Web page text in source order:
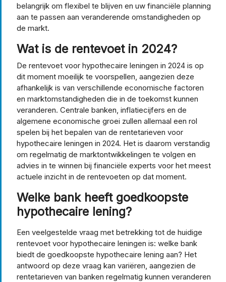
belangrijk om flexibel te blijven en uw financiële planning
aan te passen aan veranderende omstandigheden op
de markt.
Wat is de rentevoet in 2024?
De rentevoet voor hypothecaire leningen in 2024 is op
dit moment moeilijk te voorspellen, aangezien deze
afhankelijk is van verschillende economische factoren
en marktomstandigheden die in de toekomst kunnen
veranderen. Centrale banken, inflatiecijfers en de
algemene economische groei zullen allemaal een rol
spelen bij het bepalen van de rentetarieven voor
hypothecaire leningen in 2024. Het is daarom verstandig
om regelmatig de marktontwikkelingen te volgen en
advies in te winnen bij financiële experts voor het meest
actuele inzicht in de rentevoeten op dat moment.
Welke bank heeft goedkoopste
hypothecaire lening?
Een veelgestelde vraag met betrekking tot de huidige
rentevoet voor hypothecaire leningen is: welke bank
biedt de goedkoopste hypothecaire lening aan? Het
antwoord op deze vraag kan variëren, aangezien de
rentetarieven van banken regelmatig kunnen veranderen